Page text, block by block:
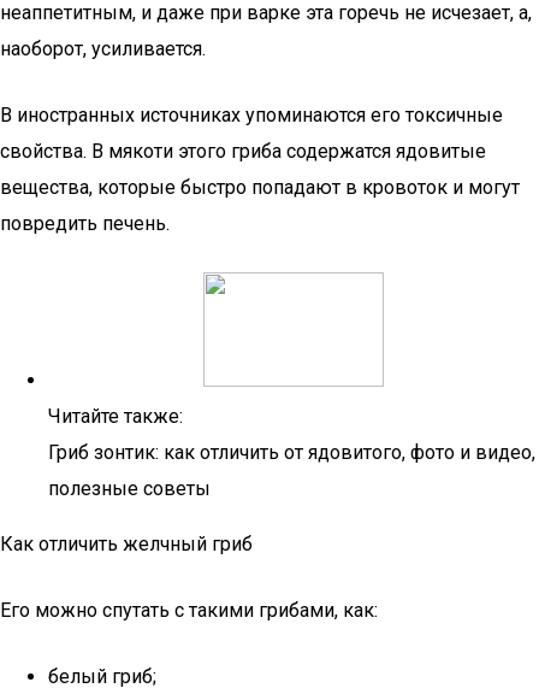
неаппетитным, и даже при варке эта горечь не исчезает, а,
наоборот, усиливается.
В иностранных источниках упоминаются его токсичные
свойства. В мякоти этого гриба содержатся ядовитые
вещества, которые быстро попадают в кровоток и могут
повредить печень.
Читайте также:
Гриб зонтик: как отличить от ядовитого, фото и видео,
полезные советы
Как отличить желчный гриб
Его можно спутать с такими грибами, как:
белый гриб;